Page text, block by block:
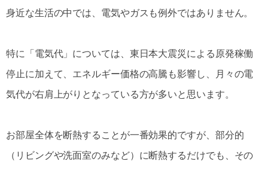
身近な生活の中では、電気やガスも例外ではありません。
特に「電気代」については、東日本大震災による原発稼働
停止に加えて、エネルギー価格の高騰も影響し、月々の電
気代が右肩上がりとなっている方が多いと思います。
お部屋全体を断熱することが一番効果的ですが、部分的
（リビングや洗面室のみなど）に断熱するだけでも、その